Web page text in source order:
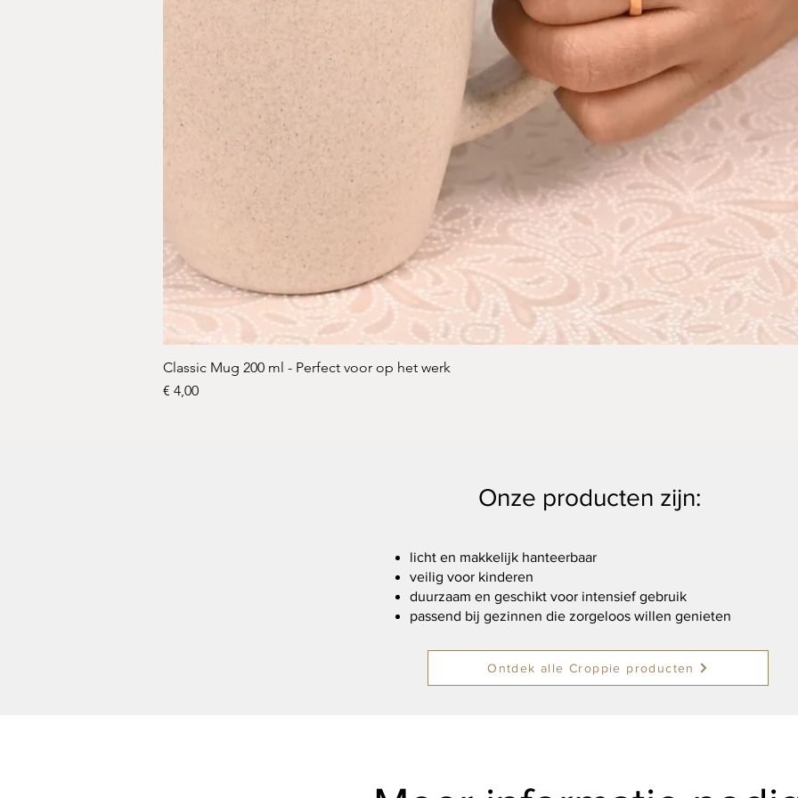
Classic Mug 200 ml - Perfect voor op het werk
Prijs
€ 4,00
Onze producten zijn:
licht en makkelijk hanteerbaar
veilig voor kinderen
duurzaam en geschikt voor intensief gebruik
passend bij gezinnen die zorgeloos willen genieten
Ontdek alle Croppie producten